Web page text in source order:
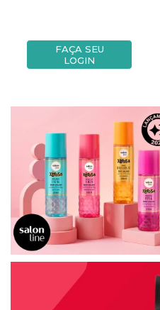
FAÇA SEU
LOGIN